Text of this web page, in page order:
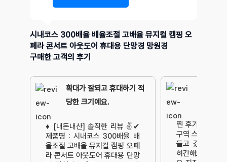
시내코스 300배율 배율조절 고배율 뮤지컬 캠핑 오
페라 콘서트 아웃도어 휴대용 단망경 망원경
구매한 고객의 후기
확대가 잘되고 휴대하기 적
당한 크기예요.
♦ [내돈내산] 솔직한 리뷰 ✌✔
제품명 : 시내코스 300배율 배
율조절 고배율 뮤지컬 캠핑 오페
라 콘서트 아웃도어 휴대용 단망
찐 후기 들어갑
구역 스텐딩비
들고 갔는데 10
히긴해요 근데